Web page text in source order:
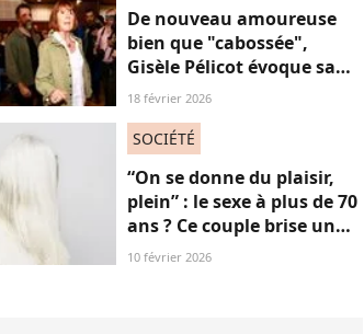
De nouveau amoureuse
bien que "cabossée",
Gisèle Pélicot évoque sa
nouvelle vie avec
18 février 2026
SOCIÉTÉ
“On se donne du plaisir,
plein” : le sexe à plus de 70
ans ? Ce couple brise un
non-dit sur ces images
10 février 2026